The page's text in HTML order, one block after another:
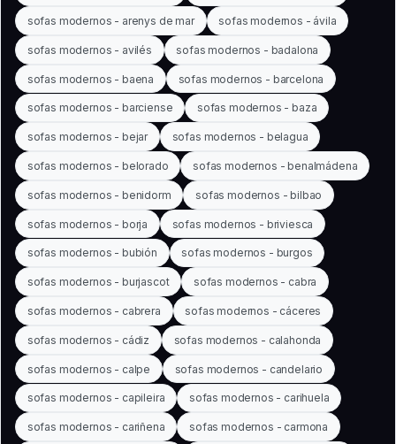
sofas modernos - arenys de mar sofas modernos - ávila
sofas modernos - avilés sofas modernos - badalona
sofas modernos - baena sofas modernos - barcelona
sofas modernos - barciense sofas modernos - baza
sofas modernos - bejar sofas modernos - belagua
sofas modernos - belorado sofas modernos - benalmádena
sofas modernos - benidorm sofas modernos - bilbao
sofas modernos - borja sofas modernos - briviesca
sofas modernos - bubión sofas modernos - burgos
sofas modernos - burjascot sofas modernos - cabra
sofas modernos - cabrera sofas modernos - cáceres
sofas modernos - cádiz sofas modernos - calahonda
sofas modernos - calpe sofas modernos - candelario
sofas modernos - capileira sofas modernos - carihuela
sofas modernos - cariñena sofas modernos - carmona